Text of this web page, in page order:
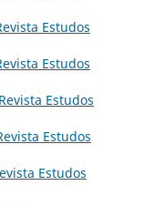
Estudos
Estudos
Revista Estudos
Estudos
Estudos